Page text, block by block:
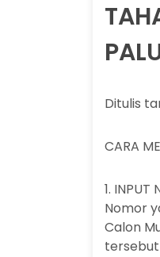
Ditulis
CARA
1. INPUT
Nomor
Calon